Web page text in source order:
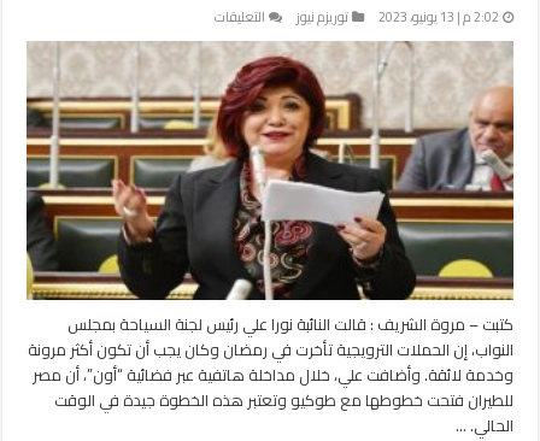
2:02 م | 13 يونيو، 2023 توريزم نيوز التعليقات
نورا
علي
الحملات
الترويجية
تأخرت
في
رمضان
وكان
تكون
أكثر
مرونة
مغلقة
كتبت – مروة الشريف : قالت النائبة نورا علي رئيس لجنة السياحة بمجلس
النواب، إن الحملات الترويجية تأخرت في رمضان وكان يجب أن تكون أكثر مرونة
وخدمة لائقة. وأضافت علي، خلال مداخلة هاتفية عبر فضائية “أون”، أن مصر
للطيران فتحت خطوطها مع طوكيو وتعتبر هذه الخطوة جيدة في الوقت
الحالي. …